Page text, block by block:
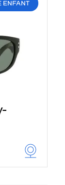
ENFANT